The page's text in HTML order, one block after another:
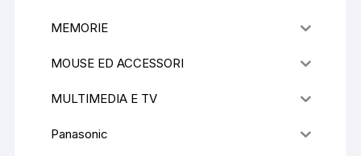
MEMORIE
MOUSE ED ACCESSORI
MULTIMEDIA E TV
Panasonic